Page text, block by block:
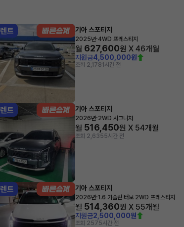
렌트 기아 스포티지
2025년·4WD 프레스티지
월 627,600원 X 46개월
지원금4,500,000원
조회 2,1781시간 전
렌트 기아 스포티지
2026년·2WD 시그니처
월 516,450원 X 54개월
조회 2,6355시간 전
렌트 기아 스포티지
2026년·1.6 가솔린 터보 2WD 프레스티지
월 514,360원 X 55개월
지원금2,500,000원
조회 2575시간 전